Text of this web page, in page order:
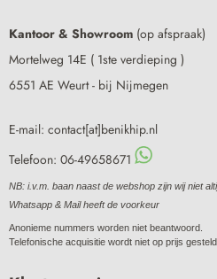
Kantoor & Showroom (op afspraak)
Mortelweg 14E ( 1ste verdieping )
6551 AE Weurt - bij Nijmegen
E-mail: contact[at]benikhip.nl
Telefoon: 06-49658671
NB: i.v.m. baan naast de webshop zijn wij niet
Whatsapp & Mail heeft de voorkeur
Anonieme nummers worden niet beantwoord.
Telefonische acquisitie wordt niet op prijs gesteld